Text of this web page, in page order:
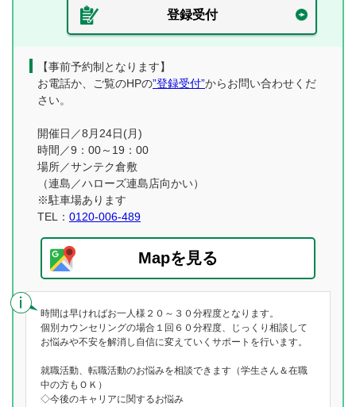
登録受付
【事前予約制となります】
お電話か、ご覧のHPの”登録受付”からお問い合わせくだ
さい。
開催日／8月24日(月)
時間／9：00～19：00
場所／サンテク倉敷
（連島／ハローズ連島店向かい）
※駐車場あります
TEL： 0120-006-489
Mapを見る
時間は早ければお一人様２０～３０分程度となります。
個別カウンセリングの場合１回６０分程度、じっくり相談して
お悩みや不安を解消し自信に変えていくサポートを行います。
就職活動、転職活動のお悩みを相談できます（学生さん＆在職
中の方もＯＫ）
◇今後のキャリアに関するお悩み